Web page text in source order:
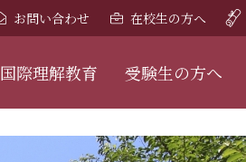
お問い合わせ 在校生の方へ
国際理解教育 受験生の方へ